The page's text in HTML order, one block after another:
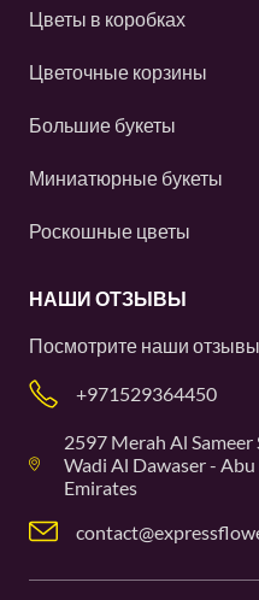
Цветы в коробках
Цветочные корзины
Большие букеты
Миниатюрные букеты
Роскошные цветы
НАШИ ОТЗЫВЫ
Посмотрите наши
+971529364450
2597 Merah Al
Wadi Al Dawaser -
Emirates